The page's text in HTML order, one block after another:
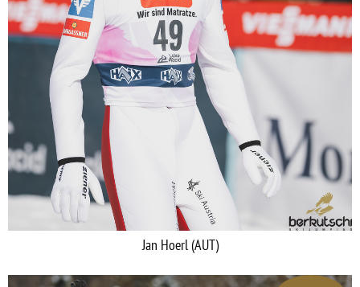
Jan Hoerl (AUT)